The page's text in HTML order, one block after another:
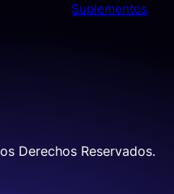
Suplementos
Derechos Reservados.